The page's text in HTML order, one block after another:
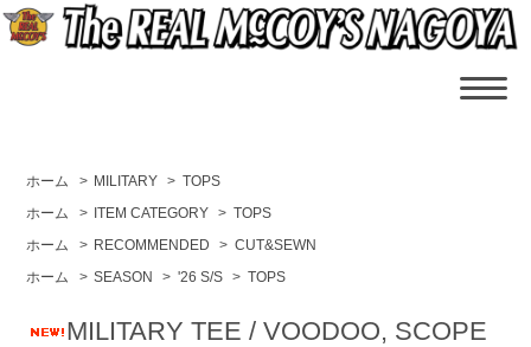
ホーム > MILITARY > TOPS
ホーム
> ITEM CATEGORY > TOPS
ホーム
> RECOMMENDED > CUT&SEWN
ホーム
> SEASON > '26 S/S > TOPS
MILITARY TEE / VOODOO, SCOPE